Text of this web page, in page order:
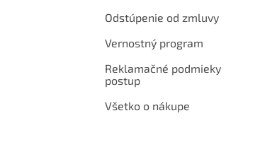
Odstúpenie od zmluvy
Vernostný program
Reklamačné podmieky
postup
Všetko o nákupe